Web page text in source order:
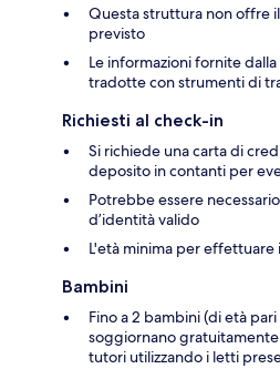
Questa struttura non offre
previsto
Le informazioni fornite
tradotte con strumenti di
Richiesti al check-in
Si richiede una carta di
deposito in contanti per
Potrebbe essere
d’identità valido
L'età minima per effettuare
Bambini
Fino a 2 bambini (di età
soggiornano
tutori utilizzando i letti